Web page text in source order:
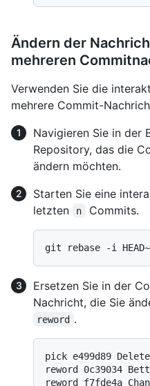
Ändern der
mehreren
Verwenden Sie die
mehrere Commit-
Navigieren Sie in der
Repository, das die
ändern möchten.
Starten Sie eine
letzten
n Commits.
Ersetzen Sie in der
Nachricht, die Sie
reword .
pick e499d89 Delete
reword 0c39034